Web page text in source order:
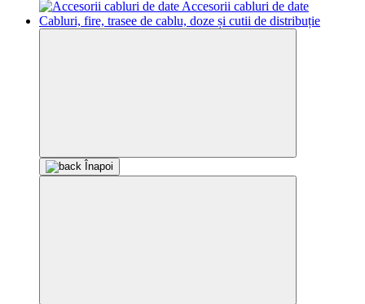
Accesorii cabluri de date
Cabluri, fire, trasee de cablu, doze și cutii de distribuție
Înapoi